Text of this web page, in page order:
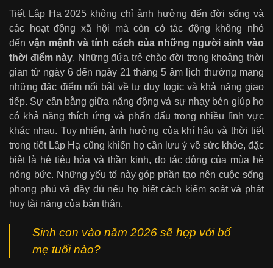
Tiết Lập Hạ 2025 không chỉ ảnh hưởng đến đời sống và
các hoạt động xã hội mà còn có tác động không nhỏ
đến vận mệnh và tính cách của những người sinh vào
thời điểm này. Những đứa trẻ chào đời trong khoảng thời
gian từ ngày 6 đến ngày 21 tháng 5 âm lịch thường mang
những đặc điểm nổi bật về tư duy logic và khả năng giao
tiếp. Sự cân bằng giữa năng động và sự nhạy bén giúp họ
có khả năng thích ứng và phấn đấu trong nhiều lĩnh vực
khác nhau. Tuy nhiên, ảnh hưởng của khí hậu và thời tiết
trong tiết Lập Hạ cũng khiến họ cần lưu ý về sức khỏe, đặc
biệt là hệ tiêu hóa và thần kinh, do tác động của mùa hè
nóng bức. Những yếu tố này góp phần tạo nên cuộc sống
phong phú và đầy đủ nếu họ biết cách kiểm soát và phát
huy tài năng của bản thân.
Sinh con vào năm 2026 sẽ hợp với bố
mẹ tuổi nào?